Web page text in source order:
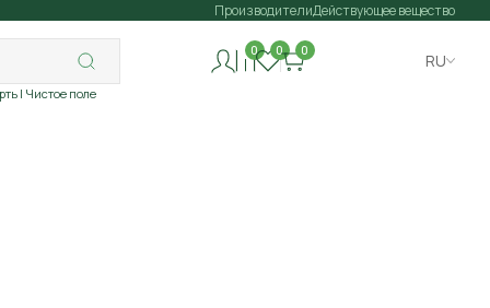
ПроизводителиДействующее вещество
| Чистое поле
0 0 0
RU